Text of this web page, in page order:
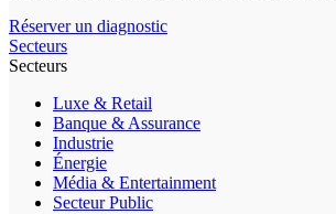
Réserver un diagnostic
Secteurs
Secteurs
Luxe & Retail
Banque & Assurance
Industrie
Énergie
Média & Entertainment
Secteur Public